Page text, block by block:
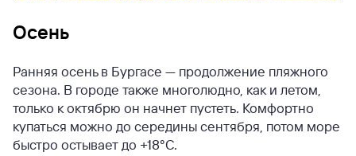
Осень
Ранняя осень в Бургасе — продолжение пляжного
сезона. В городе также многолюдно, как и летом,
только к октябрю он начнет пустеть. Комфортно
купаться можно до середины сентября, потом море
быстро остывает до +18°C.